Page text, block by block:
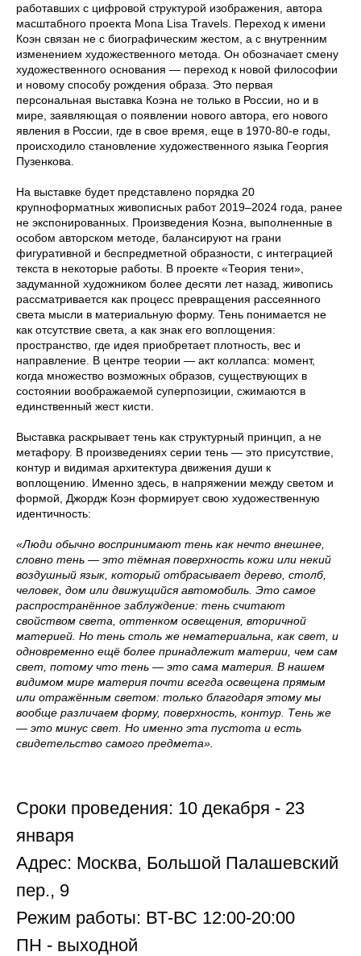
работавших с цифровой структурой изображения, автора
масштабного проекта Mona Lisa Travels. Переход к имени
Коэн связан не с биографическим жестом, а с внутренним
изменением художественного метода. Он обозначает смену
художественного основания — переход к новой философии
и новому способу рождения образа. Это первая
персональная выставка Коэна не только в России, но и в
мире, заявляющая о появлении нового автора, его нового
явления в России, где в свое время, еще в 1970-80-е годы,
происходило становление художественного языка Георгия
Пузенкова.
На выставке будет представлено порядка 20
крупноформатных живописных работ 2019–2024 года, ранее
не экспонированных. Произведения Коэна, выполненные в
особом авторском методе, балансируют на грани
фигуративной и беспредметной образности, с интеграцией
текста в некоторые работы. В проекте «Теория тени»,
задуманной художником более десяти лет назад, живопись
рассматривается как процесс превращения рассеянного
света мысли в материальную форму. Тень понимается не
как отсутствие света, а как знак его воплощения:
пространство, где идея приобретает плотность, вес и
направление. В центре теории — акт коллапса: момент,
когда множество возможных образов, существующих в
состоянии воображаемой суперпозиции, сжимаются в
единственный жест кисти.
Выставка раскрывает тень как структурный принцип, а не
метафору. В произведениях серии тень — это присутствие,
контур и видимая архитектура движения души к
воплощению. Именно здесь, в напряжении между светом и
формой, Джордж Коэн формирует свою художественную
идентичность:
«Люди обычно воспринимают тень как нечто внешнее,
словно тень — это тёмная поверхность кожи или некий
воздушный язык, который отбрасывает дерево, столб,
человек, дом или движущийся автомобиль. Это самое
распространённое заблуждение: тень считают
свойством света, оттенком освещения, вторичной
материей. Но тень столь же нематериальна, как свет, и
одновременно ещё более принадлежит материи, чем сам
свет, потому что тень — это сама материя. В нашем
видимом мире материя почти всегда освещена прямым
или отражённым светом: только благодаря этому мы
вообще различаем форму, поверхность, контур. Тень же
— это минус свет. Но именно эта пустота и есть
свидетельство самого предмета».
Сроки проведения: 10 декабря - 23
января
Адрес: Москва, Большой Палашевский
пер., 9
Режим работы: ВТ-ВС 12:00-20:00
ПН - выходной